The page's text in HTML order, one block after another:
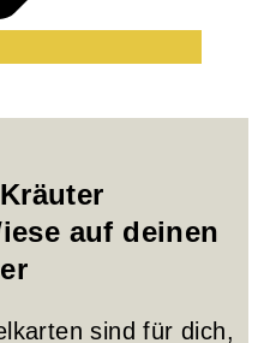
auf deinen
sind für dich,